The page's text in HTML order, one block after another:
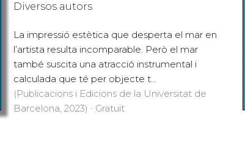
Diversos autors
La impressió estètica que desperta el mar en
l’artista resulta incomparable. Però el mar
també suscita una atracció instrumental i
calculada que té per objecte t...
(Publicacions i Edicions de la Universitat de
Barcelona, 2023) · Gratuït